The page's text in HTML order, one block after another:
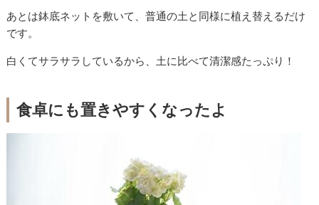
あとは鉢底ネットを敷いて、普通の土と同様に植え替えるだけ
です。
白くてサラサラしているから、土に比べて清潔感たっぷり！
食卓にも置きやすくなったよ